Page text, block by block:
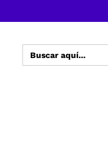
Buscar: